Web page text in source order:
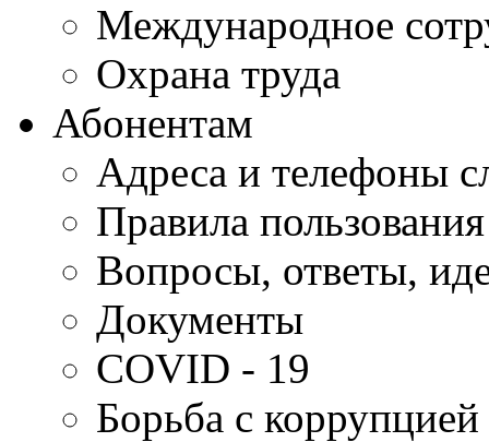
Международное
Охрана труда
Абонентам
Адреса и телефоны
Правила
Вопросы, ответы,
Документы
COVID - 19
Борьба с